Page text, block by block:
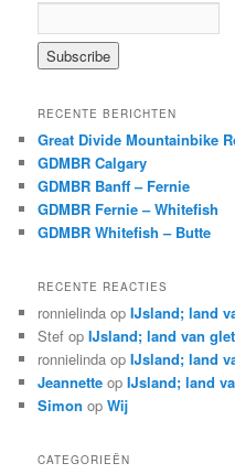
RECENTE BERICHTEN
Great Divide Mountainbike
GDMBR Calgary
GDMBR Banff – Fernie
GDMBR Fernie – Whitefish
GDMBR Whitefish – Butte
RECENTE REACTIES
ronnielinda opIJsland; land
Stef opIJsland; land van
ronnielinda opIJsland; land
Jeannette opIJsland; land
Simon opWij
CATEGORIEËN